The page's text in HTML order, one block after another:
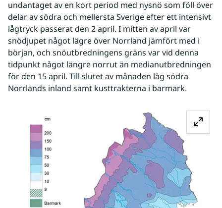
undantaget av en kort period med nysnö som föll över
delar av södra och mellersta Sverige efter ett intensivt
lågtryck passerat den 2 april. I mitten av april var
snödjupet något lägre över Norrland jämfört med i
början, och snöutbredningens gräns var vid denna
tidpunkt något längre norrut än medianutbredningen
för den 15 april. Till slutet av månaden låg södra
Norrlands inland samt kusttrakterna i barmark.